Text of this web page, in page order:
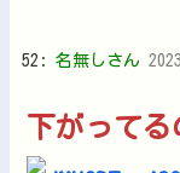
52: 名無しさん
下がってる